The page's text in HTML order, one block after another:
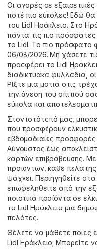
Οι αγορές σε
ποτέ πιο εύκολες! Εδώ
του Lidl Ηράκλειο. Στο
πάντα τις πιο πρόσφατες
το Lidl. Το πιο πρόσφατο
06/08/2026. Μη χάσετε
προσφέρει το Lidl
διαδικτυακά φυλλάδια,
Ρίξτε μια ματιά στις
την άνεση του σπιτιού
εύκολα και
Στον ιστότοπό μας,
που προσφέρουν
εβδομαδιαίες προσφορές
Αύγουστος έως
καρτών επιβράβευσης.
προϊόντων, κάθε
ψάχνει. Περιηγηθείτε
επωφεληθείτε από την
ποιοτικά προϊόντα σε
το Lidl Ηράκλειο μια
πελάτες.
Θέλετε να μάθετε ποιες
Lidl Ηράκλειο; Μπορείτε